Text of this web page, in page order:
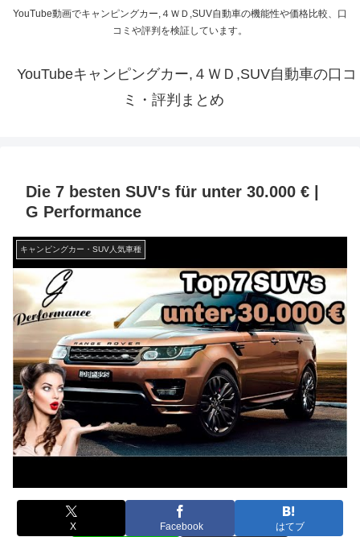
YouTube動画でキャンピングカー,４ＷＤ,SUV自動車の機能性や価格比較、口
コミや評判を検証しています。
YouTubeキャンピングカー,４ＷＤ,SUV自動車の口コ
ミ・評判まとめ
Die 7 besten SUV's für unter 30.000 € |
G Performance
キャンピングカー・SUV人気車種
X Facebook はてブ